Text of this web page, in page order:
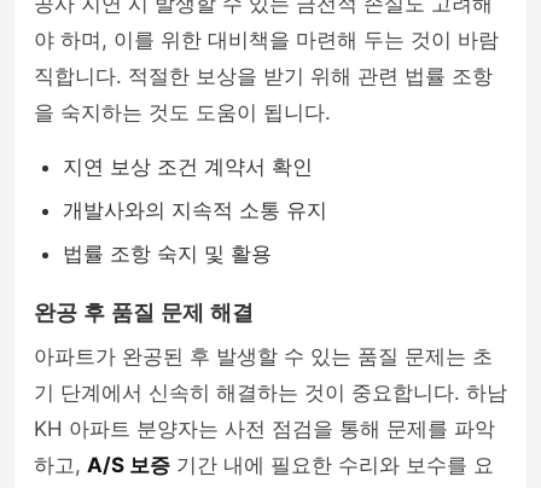
야 하며, 이를 위한 대비책을 마련해 두는 것이 바람
직합니다. 적절한 보상을 받기 위해 관련 법률 조항
을 숙지하는 것도 도움이 됩니다.
지연 보상 조건 계약서 확인
개발사와의 지속적 소통 유지
법률 조항 숙지 및 활용
완공 후 품질 문제 해결
아파트가 완공된 후 발생할 수 있는 품질 문제는 초
기 단계에서 신속히 해결하는 것이 중요합니다. 하남
KH 아파트 분양자는 사전 점검을 통해 문제를 파악
하고, A/S 보증 기간 내에 필요한 수리와 보수를 요